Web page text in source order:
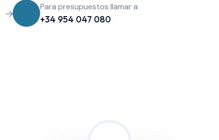
Para presupuestos llamar a
+34 954 047 080